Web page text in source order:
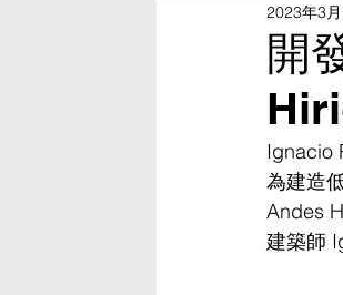
開
2023年3
Ignacio
為建造
Andes
建築師